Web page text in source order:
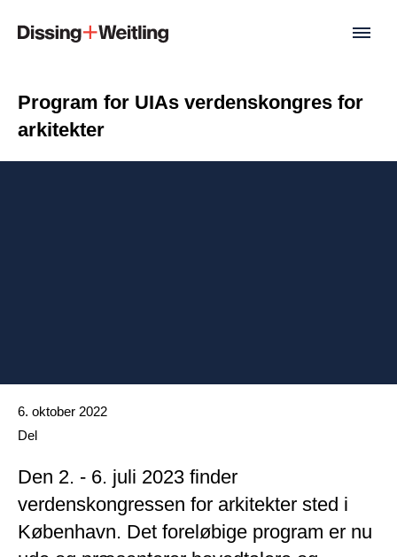
Program for UIAs verdenskongres for
arkitekter
Date published
6. oktober 2022
Den 2. - 6. juli 2023 finder
verdenskongressen for arkitekter sted i
København. Det foreløbige program er nu
Del